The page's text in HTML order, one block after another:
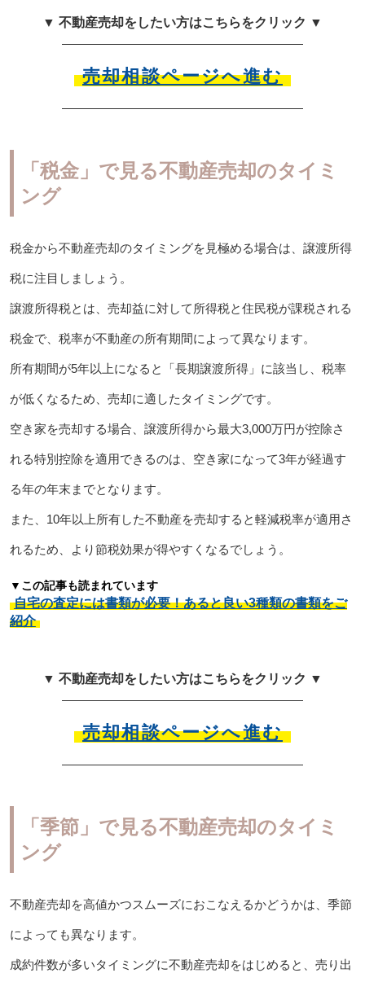
▼ 不動産売却をしたい方はこちらをクリック ▼
売却相談ページへ進む
「税金」で見る不動産売却のタイミ
ング
税金から不動産売却のタイミングを見極める場合は、譲渡所得
税に注目しましょう。
譲渡所得税とは、売却益に対して所得税と住民税が課税される
税金で、税率が不動産の所有期間によって異なります。
所有期間が5年以上になると「長期譲渡所得」に該当し、税率
が低くなるため、売却に適したタイミングです。
空き家を売却する場合、譲渡所得から最大3,000万円が控除さ
れる特別控除を適用できるのは、空き家になって3年が経過す
る年の年末までとなります。
また、10年以上所有した不動産を売却すると軽減税率が適用さ
れるため、より節税効果が得やすくなるでしょう。
▼この記事も読まれています
自宅の査定には書類が必要！あると良い3種類の書類をご
紹介
▼ 不動産売却をしたい方はこちらをクリック ▼
売却相談ページへ進む
「季節」で見る不動産売却のタイミ
ング
不動産売却を高値かつスムーズにおこなえるかどうかは、季節
によっても異なります。
成約件数が多いタイミングに不動産売却をはじめると、売り出